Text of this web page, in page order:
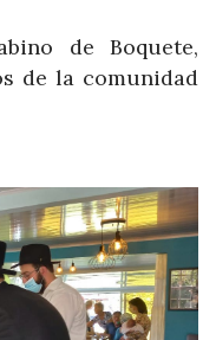
de Boquete,
de la comunidad